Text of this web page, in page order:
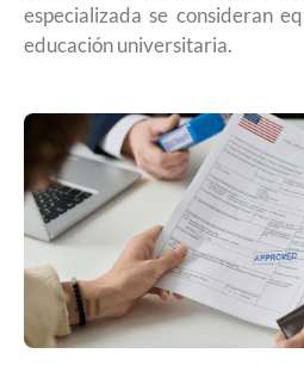
especializada se consideran
educación universitaria.